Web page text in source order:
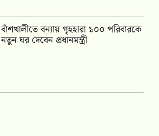
বাঁশখালীতে বন্যায় গৃহহারা ১০০ পরিবারকে
নতুন ঘর দেবেন প্রধানমন্ত্রী